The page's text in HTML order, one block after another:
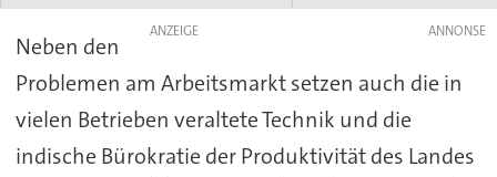
ANZEIGE
Neben den
Problemen am Arbeitsmarkt setzen auch die in
vielen Betrieben veraltete Technik und die
indische Bürokratie der Produktivität des Landes